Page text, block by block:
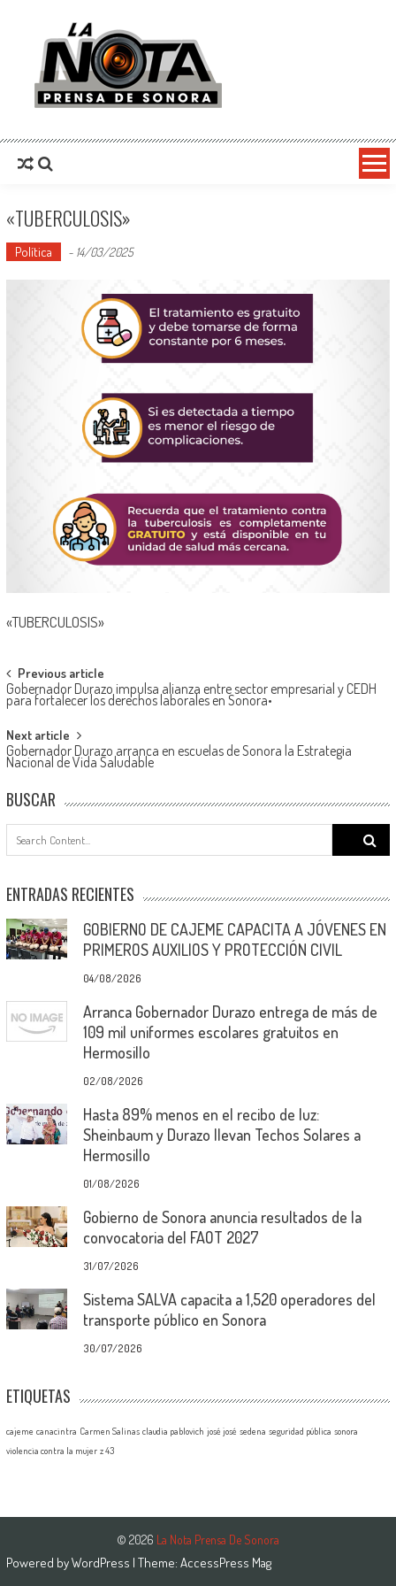
La Nota Prensa De Sonora
«TUBERCULOSIS»
Política - 14/03/2025
«TUBERCULOSIS»
Post
navigation
Previous article
Gobernador Durazo impulsa alianza entre sector empresarial y CEDH
para fortalecer los derechos laborales en Sonora•
Next article
Gobernador Durazo arranca en escuelas de Sonora la Estrategia
Nacional de Vida Saludable
BUSCAR
Search
for:
ENTRADAS RECIENTES
GOBIERNO DE CAJEME CAPACITA A JÓVENES EN
PRIMEROS AUXILIOS Y PROTECCIÓN CIVIL
04/08/2026
Arranca Gobernador Durazo entrega de más de
109 mil uniformes escolares gratuitos en
Hermosillo
02/08/2026
Hasta 89% menos en el recibo de luz:
Sheinbaum y Durazo llevan Techos Solares a
Hermosillo
01/08/2026
Gobierno de Sonora anuncia resultados de la
convocatoria del FAOT 2027
31/07/2026
Sistema SALVA capacita a 1,520 operadores del
transporte público en Sonora
30/07/2026
ETIQUETAS
cajeme canacintra Carmen Salinas claudia pablovich josé josé sedena seguridad pública sonora
violencia contra la mujer z 43
© 2026 La Nota Prensa De Sonora
Powered byWordPress | Theme: AccessPress Mag